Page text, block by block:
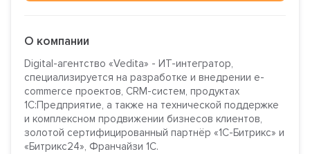
О компании
Digital-агентство «Vedita» - ИТ-интегратор,
специализируется на разработке и внедрении е-
commerce проектов, CRM-систем, продуктах
1С:Предприятие, а также на технической поддержке
и комплексном продвижении бизнесов клиентов,
золотой сертифицированный партнёр «1С-Битрикс» и
«Битрикс24», Франчайзи 1С.